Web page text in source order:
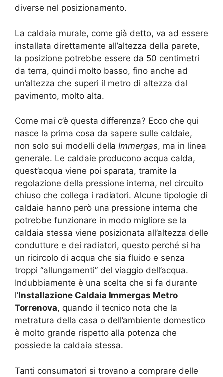
diverse nel posizionamento.
La caldaia murale, come già detto, va ad essere
installata direttamente all’altezza della parete,
la posizione potrebbe essere da 50 centimetri
da terra, quindi molto basso, fino anche ad
un’altezza che superi il metro di altezza dal
pavimento, molto alta.
Come mai c’è questa differenza? Ecco che qui
nasce la prima cosa da sapere sulle caldaie,
non solo sui modelli della Immergas, ma in linea
generale. Le caldaie producono acqua calda,
quest’acqua viene poi sparata, tramite la
regolazione della pressione interna, nel circuito
chiuso che collega i radiatori. Alcune tipologie di
caldaie hanno però una pressione interna che
potrebbe funzionare in modo migliore se la
caldaia stessa viene posizionata all’altezza delle
condutture e dei radiatori, questo perché si ha
un ricircolo di acqua che sia fluido e senza
troppi “allungamenti” del viaggio dell’acqua.
Indubbiamente è una scelta che si fa durante
l’Installazione Caldaia Immergas Metro
Torrenova, quando il tecnico nota che la
metratura della casa o dell’ambiente domestico
è molto grande rispetto alla potenza che
possiede la caldaia stessa.
Tanti consumatori si trovano a comprare delle